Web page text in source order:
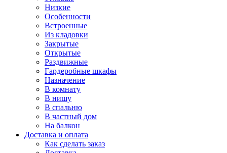
Низкие
Особенности
Встроенные
Из кладовки
Закрытые
Открытые
Раздвижные
Гардеробные шкафы
Назначение
В комнату
В нишу
В спальню
В частный дом
На балкон
Доставка и оплата
Как сделать заказ